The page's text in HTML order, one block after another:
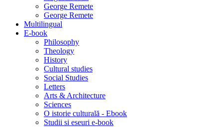
George Remete
George Remete
Multilingual
E-book
Philosophy
Theology
History
Cultural studies
Social Studies
Letters
Arts & Architecture
Sciences
O istorie culturală - Ebook
Studii si eseuri e-book